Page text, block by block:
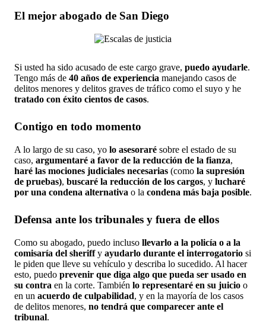
El mejor abogado de San Diego
Si usted ha sido acusado de este cargo grave, puedo ayudarle.
Tengo más de 40 años de experiencia manejando casos de
delitos menores y delitos graves de tráfico como el suyo y he
tratado con éxito cientos de casos.
Contigo en todo momento
A lo largo de su caso, yo lo asesoraré sobre el estado de su
caso, argumentaré a favor de la reducción de la fianza,
haré las mociones judiciales necesarias (como la supresión
de pruebas), buscaré la reducción de los cargos, y lucharé
por una condena alternativa o la condena más baja posible.
Defensa ante los tribunales y fuera de ellos
Como su abogado, puedo incluso llevarlo a la policía o a la
comisaría del sheriffy ayudarlo durante el interrogatorio si
le piden que lleve su vehículo y describa lo sucedido. Al hacer
esto, puedo prevenir que diga algo que pueda ser usado en
su contra en la corte. También lo representaré en su juicio o
en un acuerdo de culpabilidad, y en la mayoría de los casos
de delitos menores, no tendrá que comparecer ante el
tribunal.